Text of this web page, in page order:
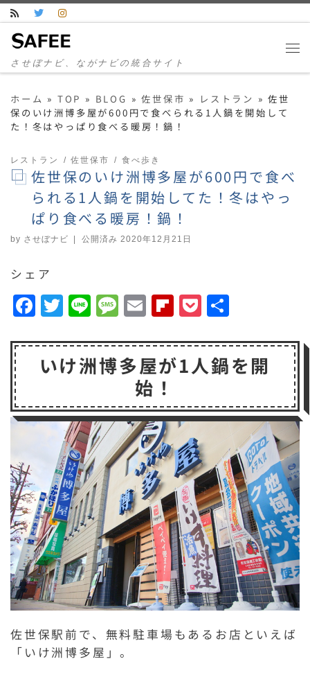
コンテンツへスキップ
させぼナビ、ながナビの統合サイト
ホーム » TOP » BLOG » 佐世保市 » レストラン » 佐世
保のいけ洲博多屋が600円で食べられる1人鍋を開始して
た！冬はやっぱり食べる暖房！鍋！
レストラン 佐世保市 食べ歩き
佐世保のいけ洲博多屋が600円で食べ
られる1人鍋を開始してた！冬はやっ
ぱり食べる暖房！鍋！
by させぼナビ | 公開済み 2020年12月21日
シェア
F
c
e
o
T
it
t
r
Li
e
M
s
s
g
e
E
a
il
F
p
b
a
r
d
P
c
k
t
いけ洲博多屋が1人鍋を開
始！
佐世保駅前で、無料駐車場もあるお店といえば
「いけ洲博多屋」。